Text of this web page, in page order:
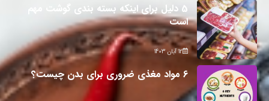
5 دلیل برای اینکه بسته بندی گوشت مهم
است
12 آبان 1403
6 مواد مغذی ضروری برای بدن چیست؟